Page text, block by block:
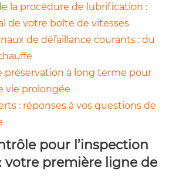
la procédure de lubrification :
de votre boîte de vitesses
de défaillance courants : du
préservation à long terme pour
vie prolongée
: réponses à vos questions de
pour l’inspection
votre première ligne de